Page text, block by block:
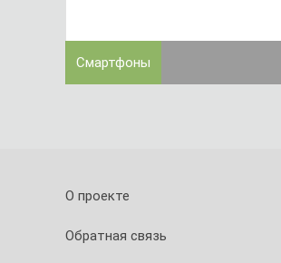
Смартфоны
О проекте
Обратная связь